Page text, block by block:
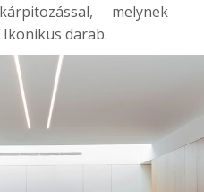
melynek
darab.